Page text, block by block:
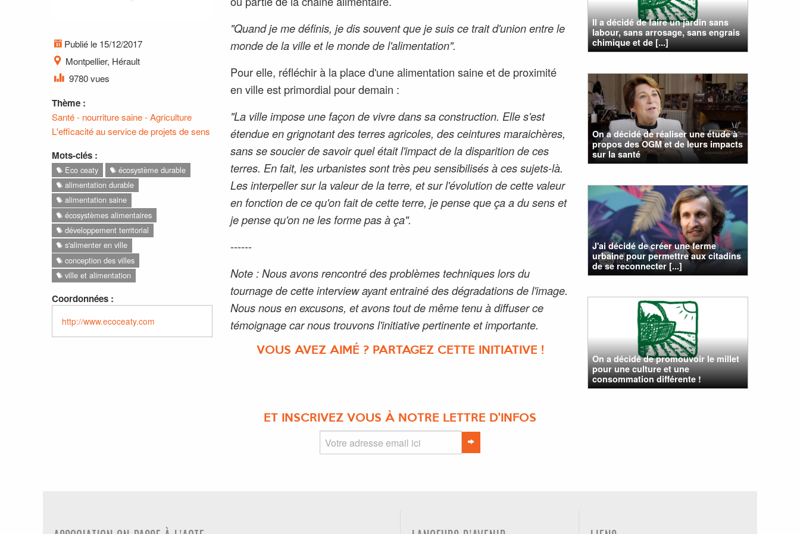
Publié le 15/12/2017
Montpellier, Hérault
9780 vues
Thème :
Santé - nourriture saine - Agriculture
L'efficacité au service de projets de sens
Mots-clés :
Eco ceaty
écosystème durable
alimentation durable
alimentation saine
écosystèmes alimentaires
développement territorial
s'alimenter en ville
conception des villes
ville et alimentation
Coordonnées :
http://www.ecoceaty.com
"Quand je me définis, je dis souvent que je suis ce trait d'union entre le
monde de la ville et le monde de l'alimentation".
Pour elle, réfléchir à la place d'une alimentation saine et de proximité
en ville est primordial pour demain :
"La ville impose une façon de vivre dans sa construction. Elle s'est
étendue en grignotant des terres agricoles, des ceintures maraichères,
sans se soucier de savoir quel était l'impact de la disparition de ces
terres. En fait, les urbanistes sont très peu sensibilisés à ces sujets-là.
Les interpeller sur la valeur de la terre, et sur l'évolution de cette valeur
en fonction de ce qu'on fait de cette terre, je pense que ça a du sens et
je pense qu'on ne les forme pas à ça".
------
Note : Nous avons rencontré des problèmes techniques lors du
tournage de cette interview ayant entrainé des dégradations de l'image.
Nous nous en excusons, et avons tout de même tenu à diffuser ce
témoignage car nous trouvons l'initiative pertinente et importante.
VOUS AVEZ AIMÉ ? PARTAGEZ CETTE INITIATIVE !
ET INSCRIVEZ VOUS À NOTRE LETTRE D'INFOS
II a décidé de faire un jardin sans
labour, sans arrosage, sans engrais
chimique et de [...]
On a décidé de réaliser une étude à
propos des OGM et de leurs impacts
sur la santé
J'ai décidé de créer une ferme
urbaine pour permettre aux citadins
de se reconnecter [...]
On a décidé de promouvoir le millet
pour une culture et une
consommation différente !